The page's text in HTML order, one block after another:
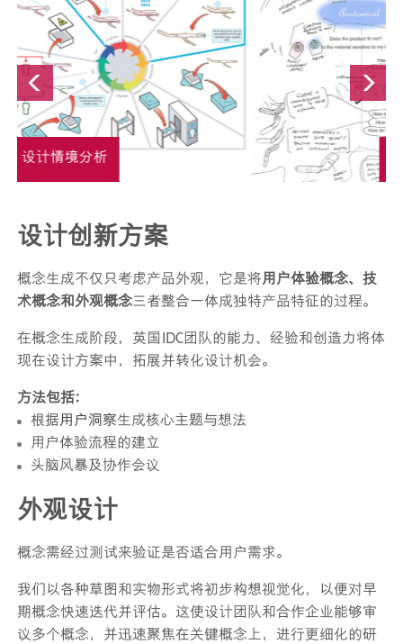
设计创新方案
概念生成不仅只考虑产品外观，它是将用户体验概念、技
术概念和外观概念三者整合一体成独特产品特征的过程。
在概念生成阶段，英国IDC团队的能力、经验和创造力将体
现在设计方案中，拓展并转化设计机会。
方法包括：
根据用户洞察生成核心主题与想法
用户体验流程的建立
头脑风暴及协作会议
外观设计
概念需经过测试来验证是否适合用户需求。
我们以各种草图和实物形式将初步构想视觉化，以便对早
期概念快速迭代并评估。这使设计团队和合作企业能够审
议多个概念，并迅速聚焦在关键概念上，进行更细化的研